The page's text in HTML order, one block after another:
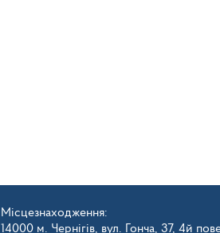
Місцезнаходження:
14000 м. Чернігів, вул. Гонча, 37, 4й